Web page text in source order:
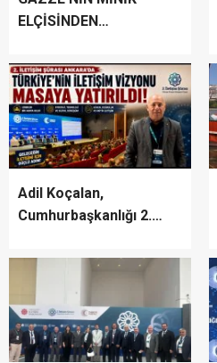
ELÇİSİNDEN
DUYGUSAL MESAJ:
“BURASI BENİM İKİNCİ
EVİM”
Adil Koçalan,
Cumhurbaşkanlığı 2.